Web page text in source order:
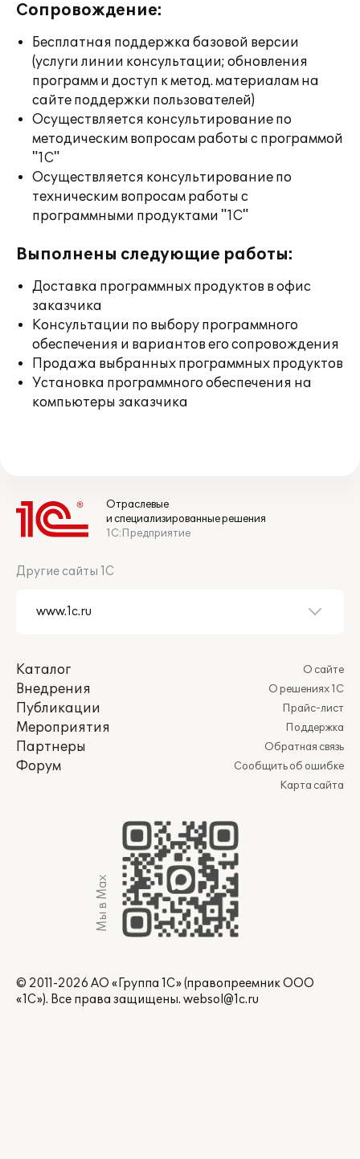
Сопровождение:
Бесплатная поддержка базовой версии
(услуги линии консультации; обновления
программ и доступ к метод. материалам на
сайте поддержки пользователей)
Осуществляется консультирование по
методическим вопросам работы с программой
"1С"
Осуществляется консультирование по
техническим вопросам работы с
программными продуктами "1С"
Выполнены следующие работы:
Доставка программных продуктов в офис
заказчика
Консультации по выбору программного
обеспечения и вариантов его сопровождения
Продажа выбранных программных продуктов
Установка программного обеспечения на
компьютеры заказчика
Отраслевые
и специализированные решения
1С:Предприятие
Другие сайты 1С
Каталог
Внедрения
Публикации
Мероприятия
Партнеры
Форум
О сайте
О решениях 1С
Прайс-лист
Поддержка
Обратная связь
Сообщить об ошибке
Карта сайта
Мы в Max
© 2011-2026 АО «Группа 1С» (правопреемник ООО
«1С»). Все права защищены. websol@1c.ru